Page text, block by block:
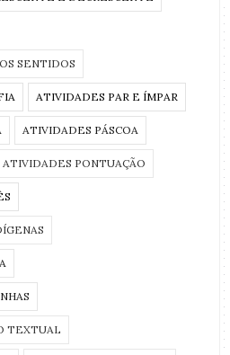
SENTIDOS
ATIVIDADES PAR E ÍMPAR
ATIVIDADES PÁSCOA
ATIVIDADES PONTUAÇÃO
TEXTUAL